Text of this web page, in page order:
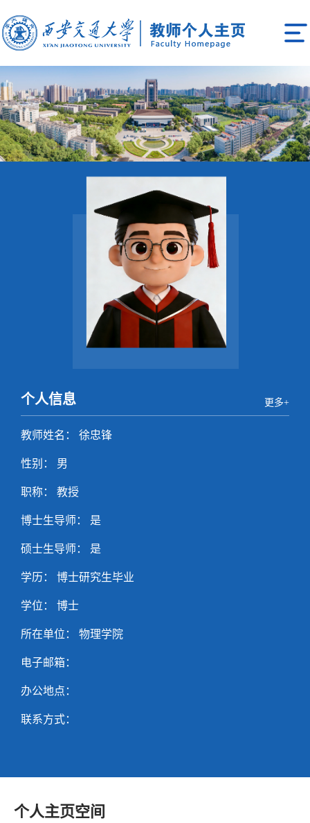
个人信息 更多+
教师姓名： 徐忠锋
性别： 男
职称： 教授
博士生导师： 是
硕士生导师： 是
学历： 博士研究生毕业
学位： 博士
所在单位： 物理学院
电子邮箱：
办公地点：
联系方式：
个人主页空间